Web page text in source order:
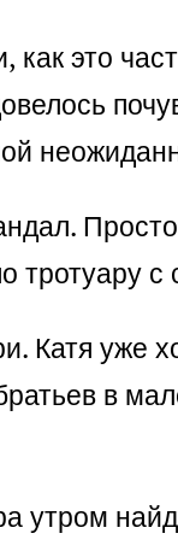
как это
тротуару
Катя уже
в
утром